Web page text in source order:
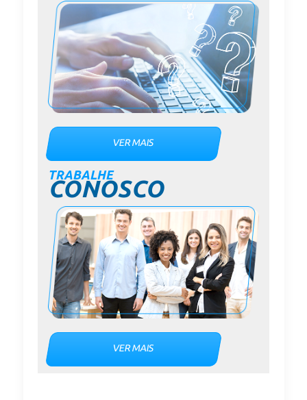
VER MAIS
TRABALHE
CONOSCO
VER MAIS